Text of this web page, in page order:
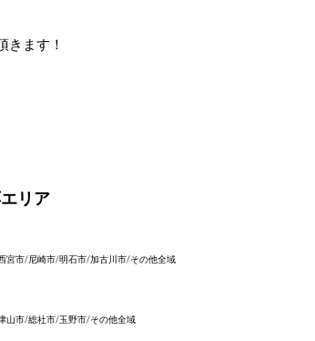
きます！
リア
宮市/尼崎市/明石市/加古川市/その他全域
山市/総社市/玉野市/その他全域